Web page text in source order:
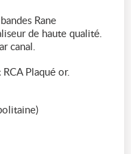
Rane
de haute qualité.
canal.
Plaqué or.